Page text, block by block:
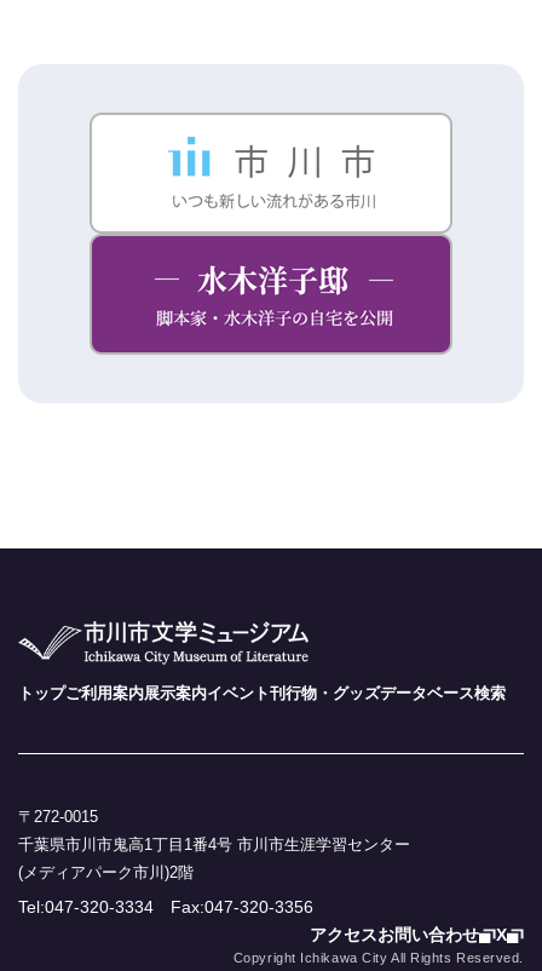
トップご利用案内展示案内イベント刊行物・グッズデータベース検索
〒272-0015
千葉県市川市鬼高1丁目1番4号 市川市生涯学習センター
(メディアパーク市川)2階
Tel:047-320-3334 Fax:047-320-3356
アクセスお問い合わせ X
Copyright Ichikawa City All Rights Reserved.